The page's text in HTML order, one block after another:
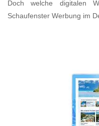
Doch welche digitalen
Schaufenster Werbung im